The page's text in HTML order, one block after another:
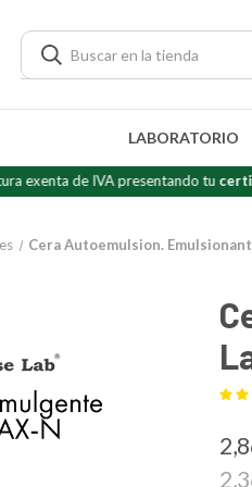
LABORATORIO
de IVA presentando tucertificado de
Cera Autoemulsion.